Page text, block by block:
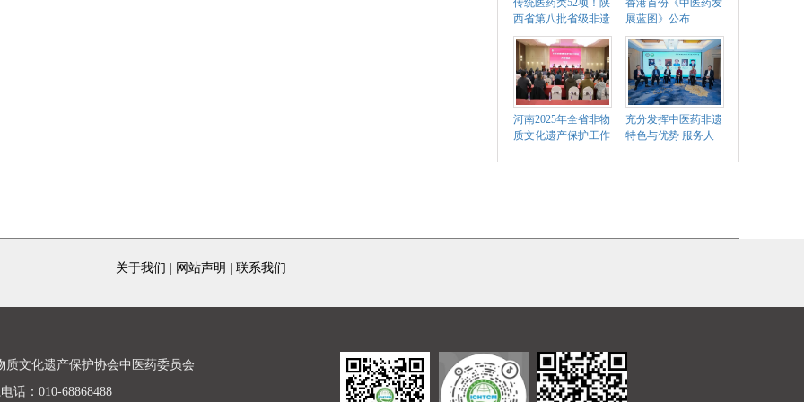
传统医药类52项！陕
西省第八批省级非遗
代表性项目名录公布
香港首份《中医药发
展蓝图》公布
河南2025年全省非物
质文化遗产保护工作
充分发挥中医药非遗
特色与优势 服务人
关于我们 网站声明 联系我们
质文化遗产保护协会中医药委员会
话：010-68868488